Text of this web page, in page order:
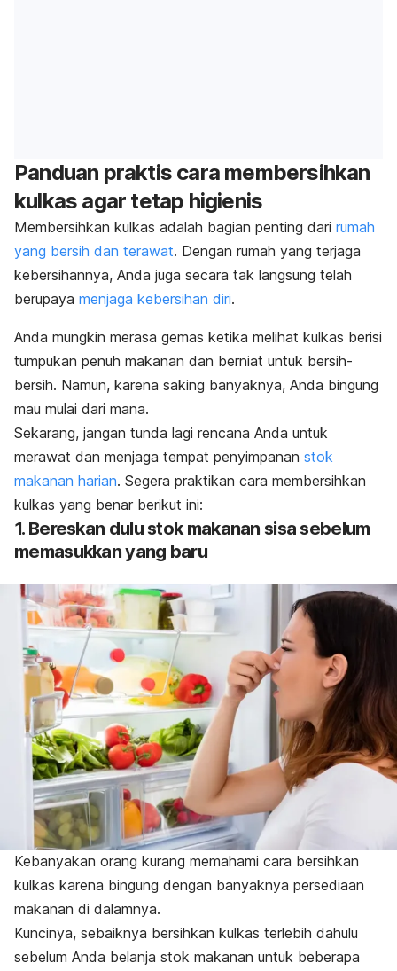
Panduan praktis cara membersihkan
kulkas agar tetap higienis
Membersihkan kulkas adalah bagian penting dari rumah
yang bersih dan terawat. Dengan rumah yang terjaga
kebersihannya, Anda juga secara tak langsung telah
berupaya menjaga kebersihan diri.
Anda mungkin merasa gemas ketika melihat kulkas berisi
tumpukan penuh makanan dan berniat untuk bersih-
bersih. Namun, karena saking banyaknya, Anda bingung
mau mulai dari mana.
Sekarang, jangan tunda lagi rencana Anda untuk
merawat dan menjaga tempat penyimpanan stok
makanan harian. Segera praktikan cara membersihkan
kulkas yang benar berikut ini:
1. Bereskan dulu stok makanan sisa sebelum
memasukkan yang baru
Kebanyakan orang kurang memahami cara bersihkan
kulkas karena bingung dengan banyaknya persediaan
makanan di dalamnya.
Kuncinya, sebaiknya bersihkan kulkas terlebih dahulu
sebelum Anda belanja stok makanan untuk beberapa